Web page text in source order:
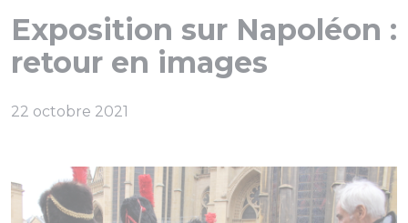
Exposition sur Napoléon :
retour en images
22 octobre 2021